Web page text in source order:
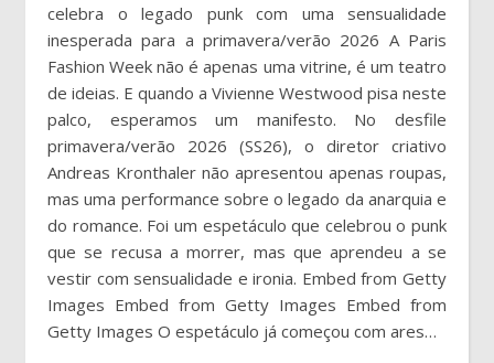
celebra o legado punk com uma sensualidade
inesperada para a primavera/verão 2026 A Paris
Fashion Week não é apenas uma vitrine, é um teatro
de ideias. E quando a Vivienne Westwood pisa neste
palco, esperamos um manifesto. No desfile
primavera/verão 2026 (SS26), o diretor criativo
Andreas Kronthaler não apresentou apenas roupas,
mas uma performance sobre o legado da anarquia e
do romance. Foi um espetáculo que celebrou o punk
que se recusa a morrer, mas que aprendeu a se
vestir com sensualidade e ironia. Embed from Getty
Images Embed from Getty Images Embed from
Getty Images O espetáculo já começou com ares…